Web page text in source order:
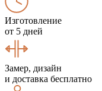
Изготовление
от 5 дней
Замер, дизайн
и доставка бесплатно